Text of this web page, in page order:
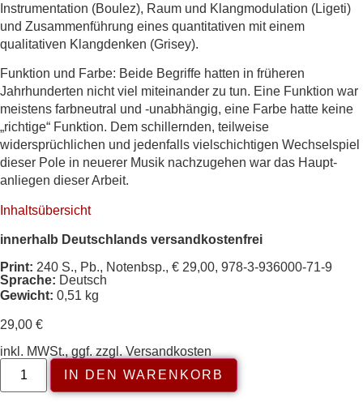
Instrumentation (Boulez), Raum und Klangmodulation (Ligeti)
und Zusammenführung eines quantitativen mit einem
qualitativen Klangdenken (Grisey).
Funktion und Farbe: Beide Begriffe hatten in früheren
Jahrhunderten nicht viel miteinander zu tun. Eine Funktion war
meistens farbneutral und -unabhängig, eine Farbe hatte keine
„richtige“ Funktion. Dem schillernden, teilweise
widersprüchlichen und jedenfalls vielschichtigen Wechselspiel
dieser Pole in neuerer Musik nachzugehen war das Haupt­
anliegen dieser Arbeit.
Inhaltsübersicht
innerhalb Deutschlands versandkostenfrei
Print: 240 S., Pb., Notenbsp., € 29,00, 978-3-936000-71-9
Sprache: Deutsch
Gewicht: 0,51 kg
29,00 €
inkl. MWSt., ggf. zzgl. Versandkosten
IN DEN WARENKORB